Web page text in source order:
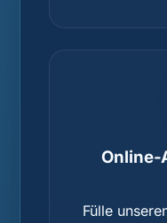
Online-
Fülle